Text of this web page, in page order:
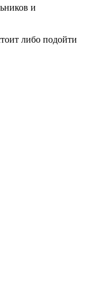
и
либо подойти